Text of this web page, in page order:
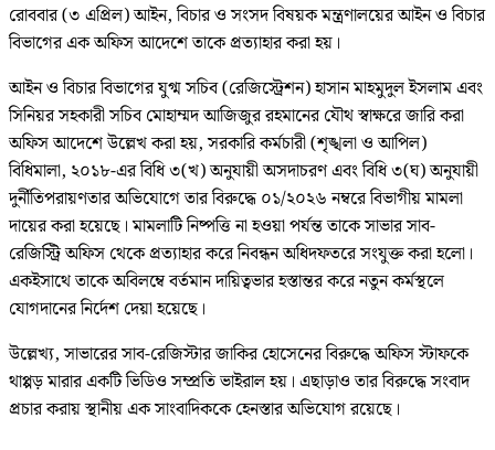
রোববার (৩ এপ্রিল) আইন, বিচার ও সংসদ বিষয়ক মন্ত্রণালয়ের আইন ও বিচার
বিভাগের এক অফিস আদেশে তাকে প্রত্যাহার করা হয়।
আইন ও বিচার বিভাগের যুগ্ম সচিব (রেজিস্ট্রেশন) হাসান মাহমুদুল ইসলাম এবং
সিনিয়র সহকারী সচিব মোহাম্মদ আজিজুর রহমানের যৌথ স্বাক্ষরে জারি করা
অফিস আদেশে উল্লেখ করা হয়, সরকারি কর্মচারী (শৃঙ্খলা ও আপিল)
বিধিমালা, ২০১৮-এর বিধি ৩(খ) অনুযায়ী অসদাচরণ এবং বিধি ৩(ঘ) অনুযায়ী
দুর্নীতিপরায়ণতার অভিযোগে তার বিরুদ্ধে ০১/২০২৬ নম্বরে বিভাগীয় মামলা
দায়ের করা হয়েছে। মামলাটি নিষ্পত্তি না হওয়া পর্যন্ত তাকে সাভার সাব-
রেজিস্ট্রি অফিস থেকে প্রত্যাহার করে নিবন্ধন অধিদফতরে সংযুক্ত করা হলো।
একইসাথে তাকে অবিলম্বে বর্তমান দায়িত্বভার হস্তান্তর করে নতুন কর্মস্থলে
যোগদানের নির্দেশ দেয়া হয়েছে।
উল্লেখ্য, সাভারের সাব-রেজিস্টার জাকির হোসেনের বিরুদ্ধে অফিস স্টাফকে
থাপ্পড় মারার একটি ভিডিও সম্প্রতি ভাইরাল হয়। এছাড়াও তার বিরুদ্ধে সংবাদ
প্রচার করায় স্থানীয় এক সাংবাদিককে হেনস্তার অভিযোগ রয়েছে।